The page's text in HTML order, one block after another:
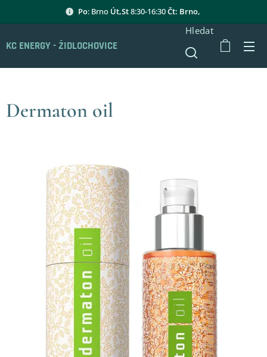
Po: Brno Út,St8:30-16:30Čt: Brno,
KC ENERGY - ŽIDLOCHOVICE
Hledat
Dermaton oil